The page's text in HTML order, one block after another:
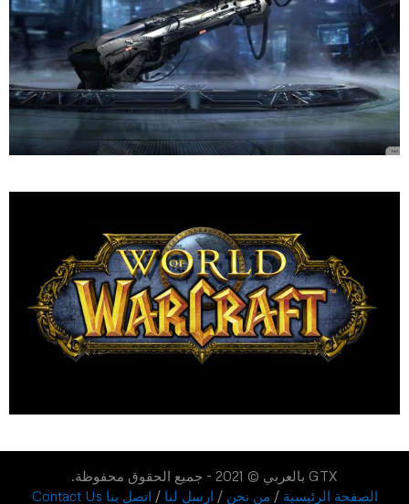
GTX بالعربي © 2021 - جميع الحقوق محفوظة.
الصفحة الرئيسية / من نحن / ارسل لنا / اتصل بنا Contact Us